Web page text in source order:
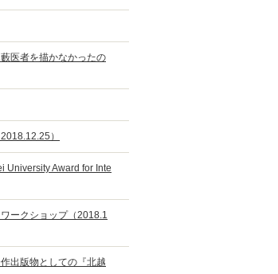
医者を描かなかったの
）
University Award for Inte
ークショップ（2018.1
出版物としての『北越